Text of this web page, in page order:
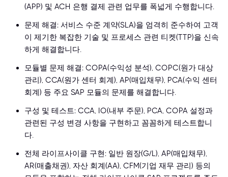
(APP) 및 ACH 은행 결제 관련 업무를 폭넓게 수행합니다.
문제 해결: 서비스 수준 계약(SLA)을 엄격히 준수하여 고객
이 제기한 복잡한 기술 및 프로세스 관련 티켓(TTP)을 신속
하게 해결합니다.
모듈별 문제 해결: COPA(수익성 분석), COPC(원가 대상
관리), CCA(원가 센터 회계), AP(매입채무), PCA(수익 센터
회계) 등 주요 SAP 모듈의 문제를 해결합니다.
구성 및 테스트: CCA, IO(내부 주문), PCA, COPA 설정과
관련된 구성 변경 사항을 구현하고 꼼꼼하게 테스트합니
다.
전체 라이프사이클 구현: 일반 원장(G/L), AP(매입채무),
AR(매출채권), 자산 회계(AA), CFM(기업 재무 관리) 등의